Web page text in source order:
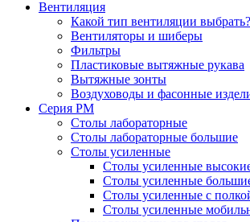
Вентиляция
Какой тип вентиляции выбрать?
Вентиляторы и шиберы
Фильтры
Пластиковые вытяжные рукава
Вытяжные зонты
Воздуховоды и фасонные
Серия РМ
Столы лабораторные
Столы лабораторные большие
Столы усиленные
Столы усиленные
Столы усиленные
Столы усиленные с
Столы усиленные